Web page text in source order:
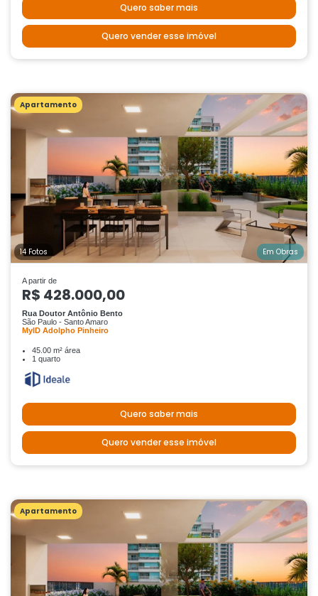
Quero saber mais
Quero vender esse imóvel
Apartamento
14 Fotos Em Obras
A partir de
R$ 428.000,00
Rua Doutor Antônio Bento
São Paulo - Santo Amaro
MyID Adolpho Pinheiro
45.00 m² área
1 quarto
Quero saber mais
Quero vender esse imóvel
Apartamento